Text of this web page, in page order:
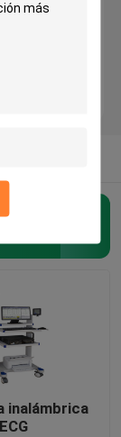
inalámbrica